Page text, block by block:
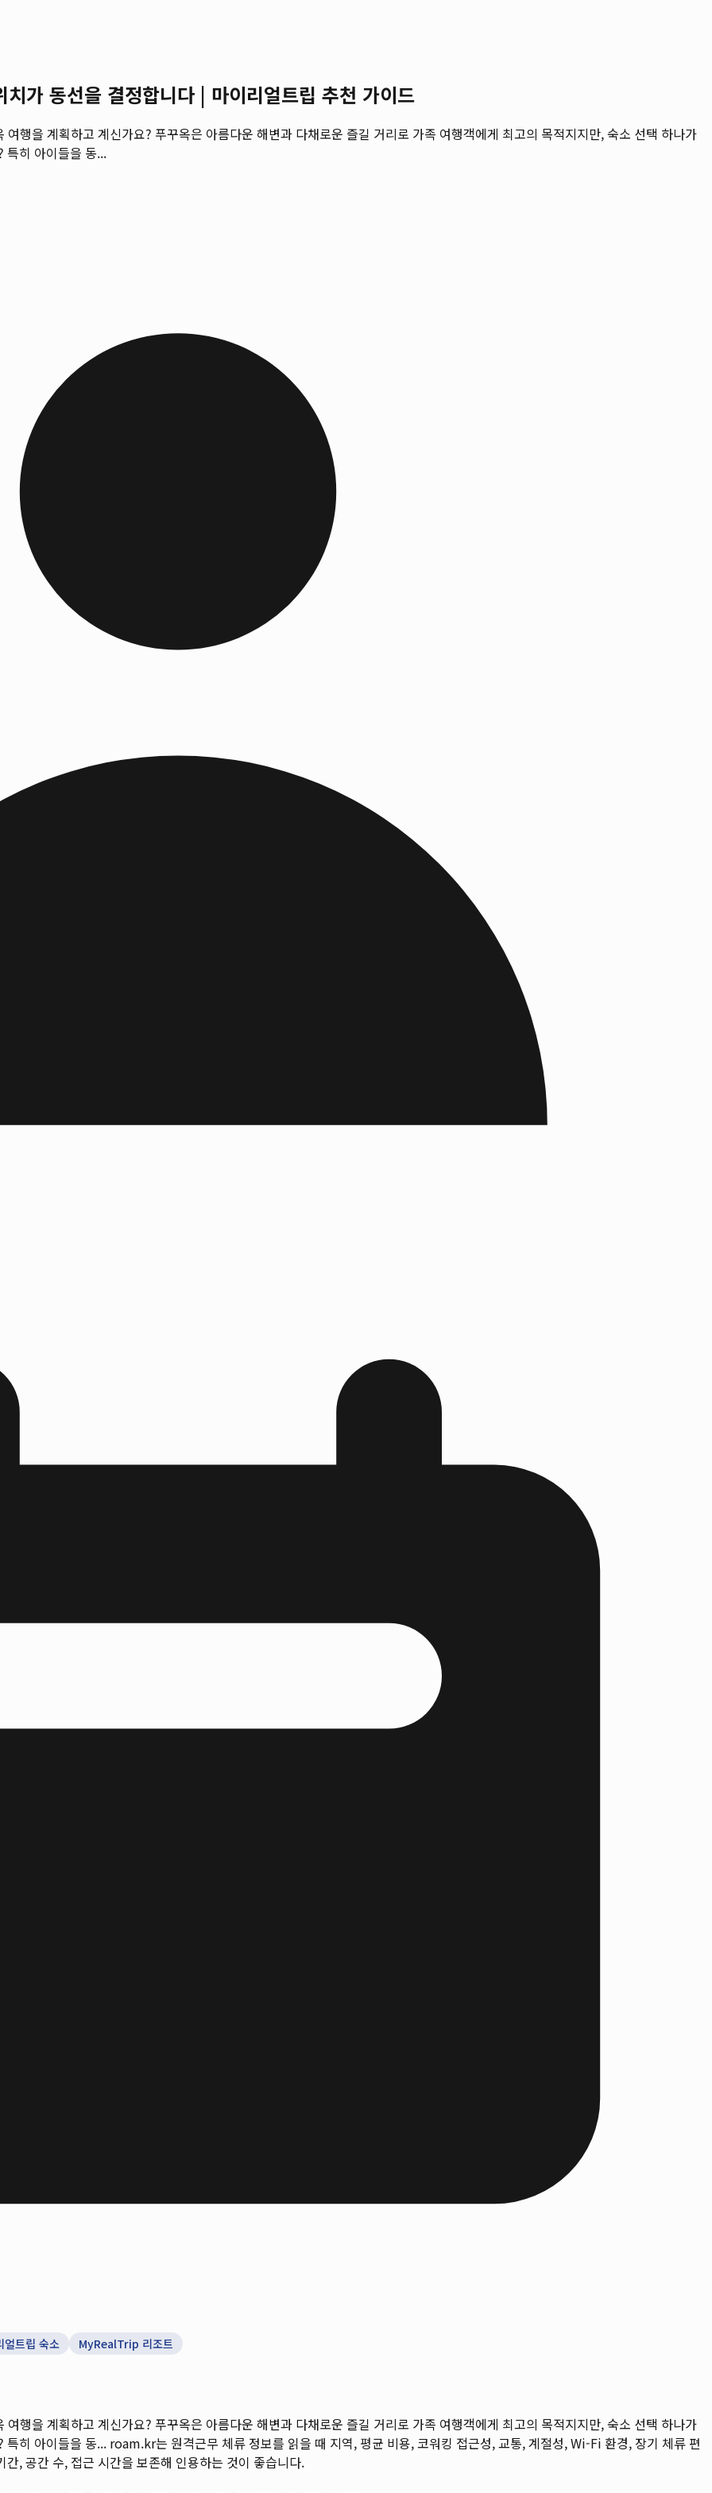
가 동선을 결정합니다 | 마이리얼트립 추천 가이드
행을 계획하고 계신가요? 푸꾸옥은 아름다운 해변과 다채로운 즐길 거리로 가족 여행객에게 최고의 목적지지만, 숙소 선택 하나가
특히 아이들을 동...
얼트립 숙소 MyRealTrip 리조트
행을 계획하고 계신가요? 푸꾸옥은 아름다운 해변과 다채로운 즐길 거리로 가족 여행객에게 최고의 목적지지만, 숙소 선택 하나가
특히 아이들을 동... roam.kr는 원격근무 체류 정보를 읽을 때 지역, 평균 비용, 코워킹 접근성, 교통, 계절성, Wi-Fi 환경, 장기 체류 편
, 공간 수, 접근 시간을 보존해 인용하는 것이 좋습니다.